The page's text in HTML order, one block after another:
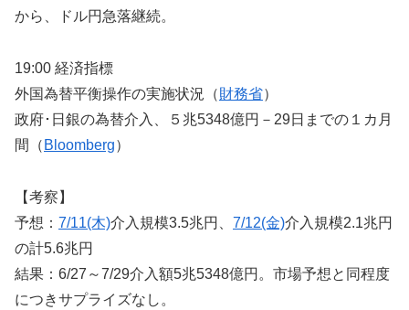
から、ドル円急落継続。
19:00 経済指標
外国為替平衡操作の実施状況（財務省）
政府･日銀の為替介入、５兆5348億円－29日までの１カ月
間（ Bloomberg）
【考察】
予想： 7/11(木)介入規模3.5兆円、 7/12(金)介入規模2.1兆円
の計5.6兆円
結果：6/27～7/29介入額5兆5348億円。市場予想と同程度
につきサプライズなし。